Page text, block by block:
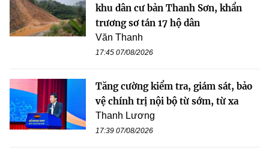
khu dân cư bản Thanh Sơn, khẩn
trương sơ tán 17 hộ dân
Văn Thanh
17:45 07/08/2026
Tăng cường kiểm tra, giám sát, bảo
vệ chính trị nội bộ từ sớm, từ xa
Thanh Lương
17:39 07/08/2026